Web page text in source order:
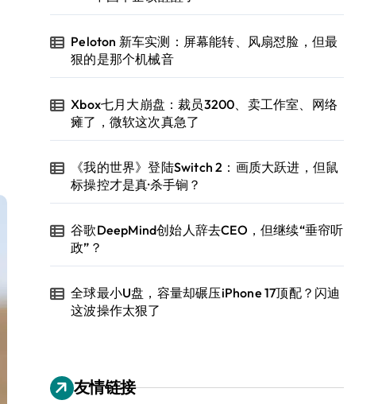
Peloton 新车实测：屏幕能转、风扇怼脸，但最
狠的是那个机械音
Xbox七月大崩盘：裁员3200、卖工作室、网络
瘫了，微软这次真急了
《我的世界》登陆Switch 2：画质大跃进，但鼠
标操控才是真·杀手锏？
谷歌DeepMind创始人辞去CEO，但继续“垂帘听
政”？
全球最小U盘，容量却碾压iPhone 17顶配？闪迪
这波操作太狠了
友情链接